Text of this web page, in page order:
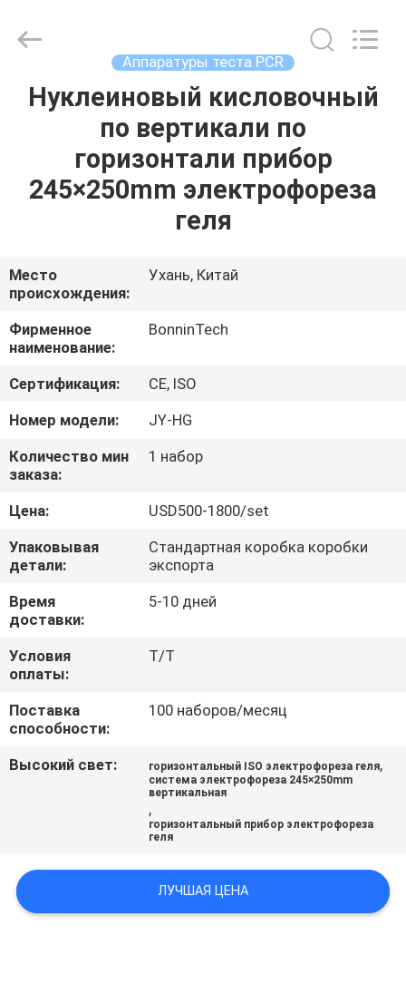
ДОМ
ПРОДУКТЫ
О
НАС
ПУТЕШЕСТВИЕ
ФАБРИКИ
ПРОВЕРКА
КАЧЕСТВА
СВЯЖИТЕСЬ
МЫ
СПРОСИТЕ
ЦИТАТУ
КАРТА
Technology
Аппаратуры теста PCR
Нуклеиновый кисловочный
по вертикали по
горизонтали прибор
245×250mm электрофореза
геля
Место
происхождения:
Ухань, Китай
Фирменное
наименование:
BonninTech
Сертификация:
CE, ISO
Номер модели:
JY-HG
Количество мин
заказа:
1 набор
Цена:
USD500-1800/set
Упаковывая
детали:
Стандартная коробка коробки
экспорта
Время
доставки:
5-10 дней
Условия
оплаты:
T/T
Поставка
способности:
100 наборов/месяц
Высокий свет: горизонтальный ISO электрофореза геля,
система электрофореза 245×250mm
вертикальная
,
горизонтальный прибор электрофореза
геля
ЛУЧШАЯ ЦЕНА